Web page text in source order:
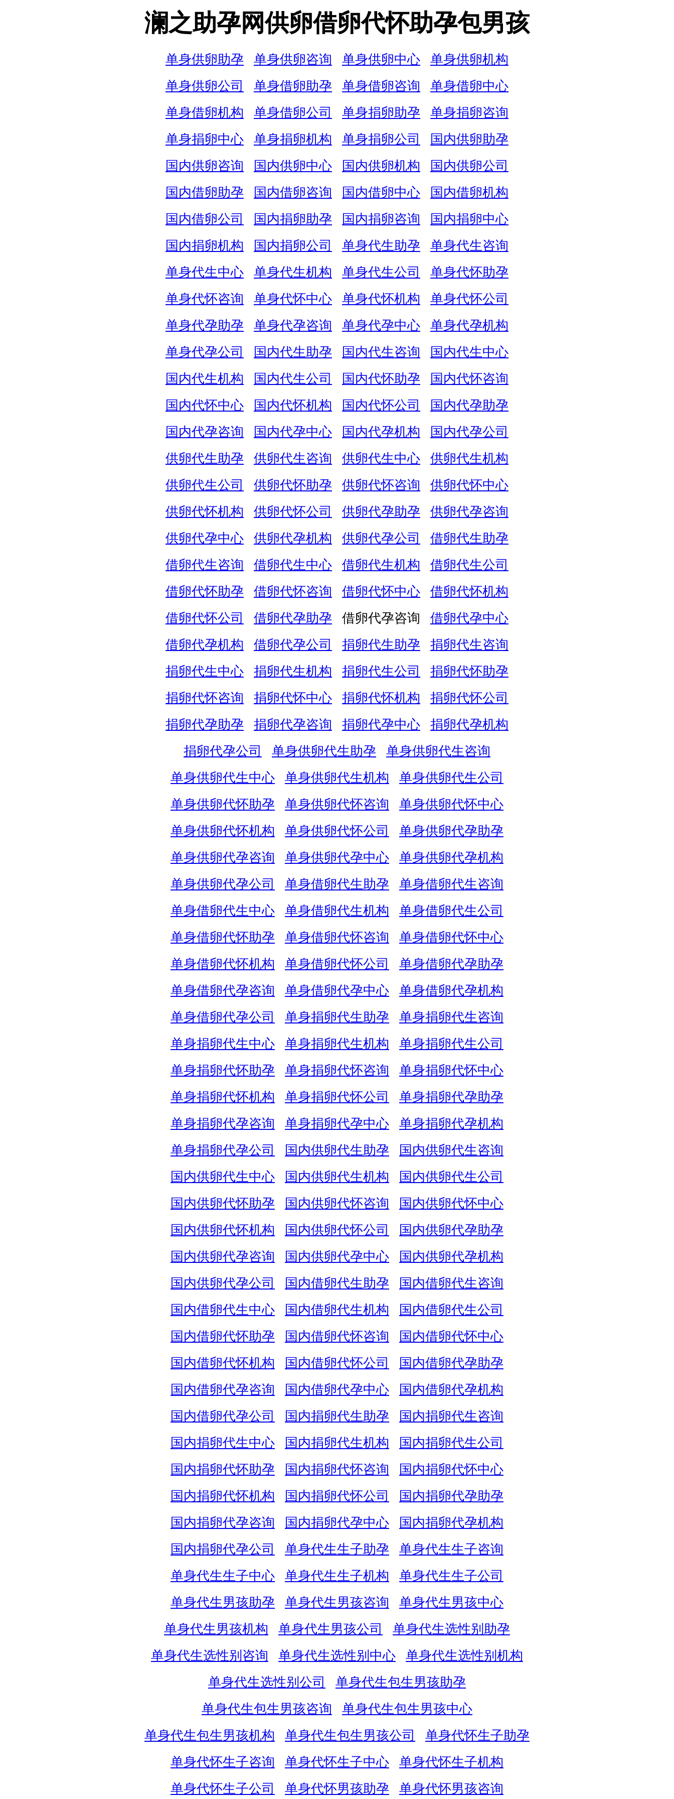
澜之助孕网供卵借卵代怀助孕包男孩
单身供卵助孕 单身供卵咨询 单身供卵中心
单身供卵机构
单身供卵公司
单身借卵助孕 单身借卵咨询
单身借卵中心
单身借卵机构
单身借卵公司 单身捐卵助孕
单身捐卵咨询
单身捐卵中心
单身捐卵机构 单身捐卵公司
国内供卵助孕
国内供卵咨询
国内供卵中心 国内供卵机构
国内供卵公司
国内借卵助孕
国内借卵咨询 国内借卵中心
国内借卵机构
国内借卵公司
国内捐卵助孕 国内捐卵咨询
国内捐卵中心
国内捐卵机构
国内捐卵公司 单身代生助孕
单身代生咨询
单身代生中心
单身代生机构 单身代生公司
单身代怀助孕
单身代怀咨询
单身代怀中心 单身代怀机构
单身代怀公司
单身代孕助孕
单身代孕咨询 单身代孕中心
单身代孕机构
单身代孕公司
国内代生助孕 国内代生咨询
国内代生中心
国内代生机构
国内代生公司 国内代怀助孕
国内代怀咨询
国内代怀中心
国内代怀机构 国内代怀公司
国内代孕助孕
国内代孕咨询
国内代孕中心 国内代孕机构
国内代孕公司
供卵代生助孕
供卵代生咨询 供卵代生中心
供卵代生机构
供卵代生公司
供卵代怀助孕 供卵代怀咨询
供卵代怀中心
供卵代怀机构
供卵代怀公司 供卵代孕助孕
供卵代孕咨询
供卵代孕中心
供卵代孕机构 供卵代孕公司
借卵代生助孕
借卵代生咨询
借卵代生中心 借卵代生机构
借卵代生公司
借卵代怀助孕
借卵代怀咨询 借卵代怀中心
借卵代怀机构
借卵代怀公司
借卵代孕助孕 借卵代孕咨询
借卵代孕中心
借卵代孕机构
借卵代孕公司 捐卵代生助孕
捐卵代生咨询
捐卵代生中心
捐卵代生机构 捐卵代生公司
捐卵代怀助孕
捐卵代怀咨询
捐卵代怀中心 捐卵代怀机构
捐卵代怀公司
捐卵代孕助孕
捐卵代孕咨询 捐卵代孕中心
捐卵代孕机构
捐卵代孕公司
单身供卵代生助孕
单身供卵代生咨询
单身供卵代生中心
单身供卵代生机构
单身供卵代生公司
单身供卵代怀助孕
单身供卵代怀咨询
单身供卵代怀中心
单身供卵代怀机构
单身供卵代怀公司
单身供卵代孕助孕
单身供卵代孕咨询
单身供卵代孕中心
单身供卵代孕机构
单身供卵代孕公司
单身借卵代生助孕
单身借卵代生咨询
单身借卵代生中心
单身借卵代生机构
单身借卵代生公司
单身借卵代怀助孕
单身借卵代怀咨询
单身借卵代怀中心
单身借卵代怀机构
单身借卵代怀公司
单身借卵代孕助孕
单身借卵代孕咨询
单身借卵代孕中心
单身借卵代孕机构
单身借卵代孕公司
单身捐卵代生助孕
单身捐卵代生咨询
单身捐卵代生中心
单身捐卵代生机构
单身捐卵代生公司
单身捐卵代怀助孕
单身捐卵代怀咨询
单身捐卵代怀中心
单身捐卵代怀机构
单身捐卵代怀公司
单身捐卵代孕助孕
单身捐卵代孕咨询
单身捐卵代孕中心
单身捐卵代孕机构
单身捐卵代孕公司
国内供卵代生助孕
国内供卵代生咨询
国内供卵代生中心
国内供卵代生机构
国内供卵代生公司
国内供卵代怀助孕
国内供卵代怀咨询
国内供卵代怀中心
国内供卵代怀机构
国内供卵代怀公司
国内供卵代孕助孕
国内供卵代孕咨询
国内供卵代孕中心
国内供卵代孕机构
国内供卵代孕公司
国内借卵代生助孕
国内借卵代生咨询
国内借卵代生中心
国内借卵代生机构
国内借卵代生公司
国内借卵代怀助孕
国内借卵代怀咨询
国内借卵代怀中心
国内借卵代怀机构
国内借卵代怀公司
国内借卵代孕助孕
国内借卵代孕咨询
国内借卵代孕中心
国内借卵代孕机构
国内借卵代孕公司
国内捐卵代生助孕
国内捐卵代生咨询
国内捐卵代生中心
国内捐卵代生机构
国内捐卵代生公司
国内捐卵代怀助孕
国内捐卵代怀咨询
国内捐卵代怀中心
国内捐卵代怀机构
国内捐卵代怀公司
国内捐卵代孕助孕
国内捐卵代孕咨询
国内捐卵代孕中心
国内捐卵代孕机构
国内捐卵代孕公司
单身代生生子助孕
单身代生生子咨询
单身代生生子中心
单身代生生子机构
单身代生生子公司
单身代生男孩助孕
单身代生男孩咨询
单身代生男孩中心
单身代生男孩机构
单身代生男孩公司
单身代生选性别助孕
单身代生选性别咨询
单身代生选性别中心
单身代生选性别机构
单身代生选性别公司
单身代生包生男孩助孕
单身代生包生男孩咨询
单身代生包生男孩中心
单身代生包生男孩机构
单身代生包生男孩公司
单身代怀生子助孕
单身代怀生子咨询
单身代怀生子中心
单身代怀生子机构
单身代怀生子公司
单身代怀男孩助孕 单身代怀男孩咨询